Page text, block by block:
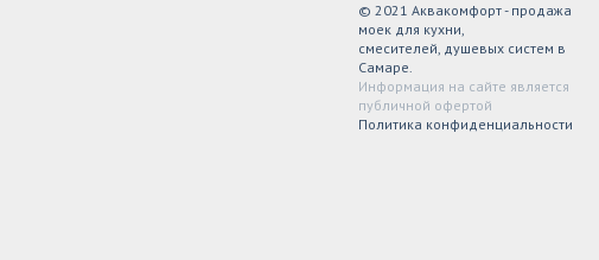
© 2021 Аквакомфорт - продажа
моек для кухни,
смесителей, душевых систем в
Самаре.
Информация на сайте является
публичной офертой
Политика конфиденциальности